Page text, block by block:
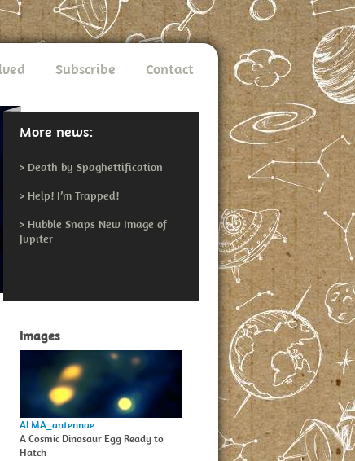
Subscribe Contact
More news:
> Death by Spaghettification
> Help! I’m Trapped!
> Hubble Snaps New Image of
Jupiter
Images
ALMA_antennae
A Cosmic Dinosaur Egg Ready to
Hatch